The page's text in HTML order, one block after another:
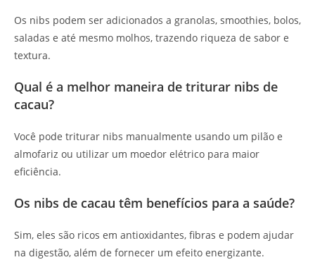
Os nibs podem ser adicionados a granolas, smoothies, bolos,
saladas e até mesmo molhos, trazendo riqueza de sabor e
textura.
Qual é a melhor maneira de triturar nibs de
cacau?
Você pode triturar nibs manualmente usando um pilão e
almofariz ou utilizar um moedor elétrico para maior
eficiência.
Os nibs de cacau têm benefícios para a saúde?
Sim, eles são ricos em antioxidantes, fibras e podem ajudar
na digestão, além de fornecer um efeito energizante.